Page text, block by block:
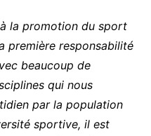
la promotion du sport
première responsabilité
beaucoup de
qui nous
par la population
sportive, il est